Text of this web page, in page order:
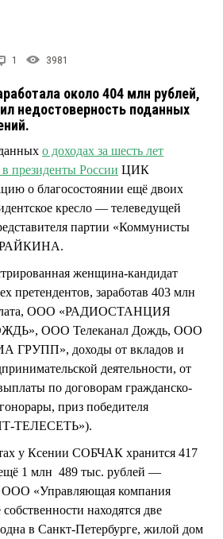
1 3981
около 404 млн рублей,
недостоверность поданных
о доходах за шесть лет
президенты России ЦИК
о благосостоянии ещё двоих
кресло — телеведущей
партии «Коммунисты
женщина-кандидат
претендентов, заработав 403 млн
ООО «РАДИОСТАНЦИЯ
ООО Телеканал Дождь, ООО
доходы от вкладов и
деятельности, от
по договорам гражданско-
приз победителя
ТЕЛЕСЕТЬ»).
у Ксении СОБЧАК хранится 417
1 млн 489 тыс. рублей —
«Управляющая компания
находятся две
в Санкт-Петербурге, жилой дом